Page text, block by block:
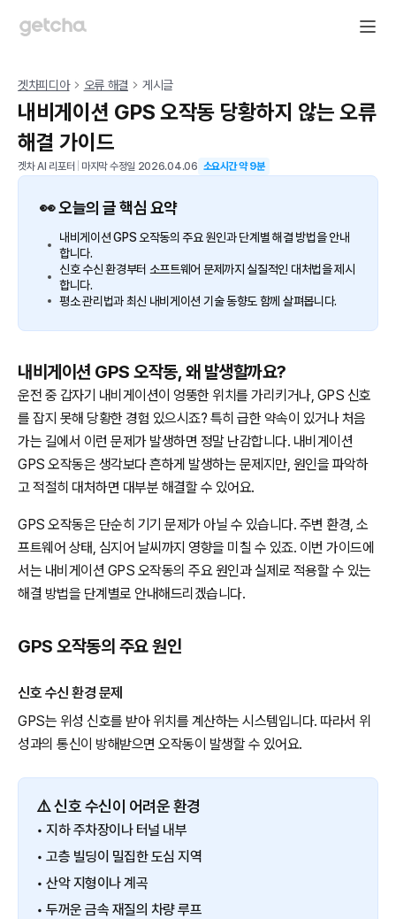
겟차피디아 오류 해결 게시글
내비게이션 GPS 오작동 당황하지 않는 오류
해결 가이드
겟차 AI 리포터 마지막 수정일 2026.04.06 소요시간 약9분
👀 오늘의 글 핵심 요약
내비게이션 GPS 오작동의 주요 원인과 단계별 해결 방법을 안내
합니다.
신호 수신 환경부터 소프트웨어 문제까지 실질적인 대처법을 제시
합니다.
평소 관리법과 최신 내비게이션 기술 동향도 함께 살펴봅니다.
내비게이션 GPS 오작동, 왜 발생할까요?
운전 중 갑자기 내비게이션이 엉뚱한 위치를 가리키거나, GPS 신호
를 잡지 못해 당황한 경험 있으시죠? 특히 급한 약속이 있거나 처음
가는 길에서 이런 문제가 발생하면 정말 난감합니다. 내비게이션
GPS 오작동은 생각보다 흔하게 발생하는 문제지만, 원인을 파악하
고 적절히 대처하면 대부분 해결할 수 있어요.
GPS 오작동은 단순히 기기 문제가 아닐 수 있습니다. 주변 환경, 소
프트웨어 상태, 심지어 날씨까지 영향을 미칠 수 있죠. 이번 가이드에
서는 내비게이션 GPS 오작동의 주요 원인과 실제로 적용할 수 있는
해결 방법을 단계별로 안내해드리겠습니다.
GPS 오작동의 주요 원인
신호 수신 환경 문제
GPS는 위성 신호를 받아 위치를 계산하는 시스템입니다. 따라서 위
성과의 통신이 방해받으면 오작동이 발생할 수 있어요.
⚠️ 신호 수신이 어려운 환경
• 지하 주차장이나 터널 내부
• 고층 빌딩이 밀집한 도심 지역
• 산악 지형이나 계곡
• 두꺼운 금속 재질의 차량 루프